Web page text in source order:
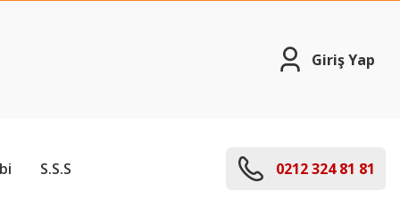
Giriş Yap
S.S.S 0212 324 81 81